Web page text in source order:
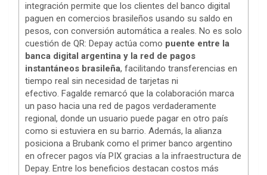
integración permite que los clientes del banco digital
paguen en comercios brasileños usando su saldo en
pesos, con conversión automática a reales. No es solo
cuestión de QR: Depay actúa como puente entre la
banca digital argentina y la red de pagos
instantáneos brasileña, facilitando transferencias en
tiempo real sin necesidad de tarjetas ni
efectivo. Fagalde remarcó que la colaboración marca
un paso hacia una red de pagos verdaderamente
regional, donde un usuario puede pagar en otro país
como si estuviera en su barrio. Además, la alianza
posiciona a Brubank como el primer banco argentino
en ofrecer pagos vía PIX gracias a la infraestructura de
Depay. Entre los beneficios destacan costos más